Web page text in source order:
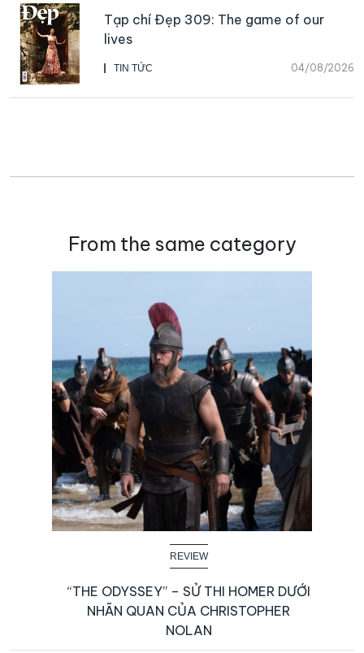
TIN TỨC 04/08/2026
Tạp chí Đẹp 309: The game of our
lives
From the same category
REVIEW
“THE ODYSSEY” – SỬ THI HOMER DƯỚI
NHÃN QUAN CỦA CHRISTOPHER
NOLAN